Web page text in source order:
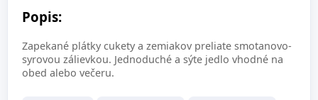
O nás
Kontakt
Popis:
Zapekané plátky cukety a zemiakov preliate smotanovo-
syrovou zálievkou. Jednoduché a sýte jedlo vhodné na
obed alebo večeru.